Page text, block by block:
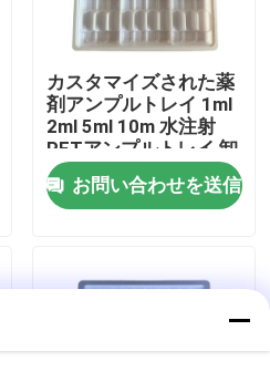
カスタマイズされた薬
剤アンプルトレイ 1ml
2ml 5ml 10m 水注射
PETアンプルトレイ 卸
売カスタマイズ
お問い合わせを送信